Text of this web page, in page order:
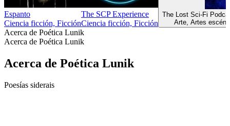
Espanto
Ciencia ficción, Ficción
The SCP Experience
Ciencia ficción, Ficción
The Lost Sci-Fi
Arte, Artes
Acerca de Poética Lunik
Acerca de Poética Lunik
Acerca de Poética Lunik
Poesías siderais